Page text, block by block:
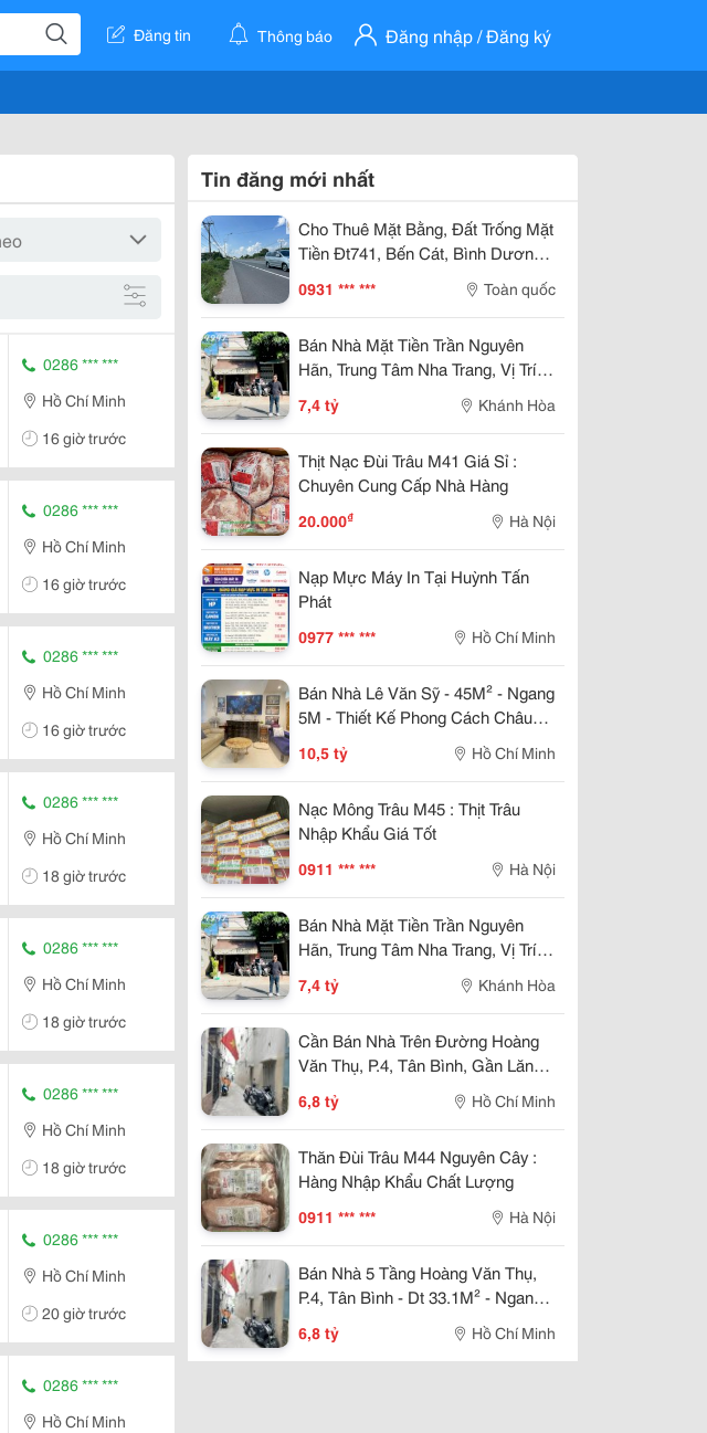
Đăng tin Thông báo Đăng nhập / Đăng ký
0286 *** ***
Hồ Chí Minh
16 giờ trước
0286 *** ***
Hồ Chí Minh
16 giờ trước
0286 *** ***
Hồ Chí Minh
16 giờ trước
0286 *** ***
Hồ Chí Minh
18 giờ trước
0286 *** ***
Hồ Chí Minh
18 giờ trước
0286 *** ***
Hồ Chí Minh
18 giờ trước
0286 *** ***
Hồ Chí Minh
20 giờ trước
0286 *** ***
Hồ Chí Minh
Tin đăng mới nhất
Cho Thuê Mặt Bằng, Đất Trống Mặt
Tiền Đt741, Bến Cát, Bình Dương,
0931 *** *** Toàn quốc
Bán Nhà Mặt Tiền Trần Nguyên
Hãn, Trung Tâm Nha Trang, Vị Trí
Kinh Doanh Đẹp, Giá 7,4 Tỷ
7,4 tỷ Khánh Hòa
Thịt Nạc Đùi Trâu M41 Giá Sỉ :
Chuyên Cung Cấp Nhà Hàng
20.000₫ Hà Nội
Nạp Mực Máy In Tại Huỳnh Tấn
Phát
0977 *** *** Hồ Chí Minh
Bán Nhà Lê Văn Sỹ - 45M² - Ngang
5M - Thiết Kế Phong Cách Châu
Âu - 3 Pn Khép Kín - Giá 10.5 Tỷ
10,5 tỷ Hồ Chí Minh
Nạc Mông Trâu M45 : Thịt Trâu
Nhập Khẩu Giá Tốt
0911 *** *** Hà Nội
Bán Nhà Mặt Tiền Trần Nguyên
Hãn, Trung Tâm Nha Trang, Vị Trí
Kinh Doanh Đẹp, Giá 7,4 Tỷ
7,4 tỷ Khánh Hòa
Cần Bán Nhà Trên Đường Hoàng
Văn Thụ, P.4, Tân Bình, Gần Lăng
Cha Cả - 5 Tầng Btct - Đang Cho
Thuê 15 Triệu/Tháng - Giá Mới 6.8
Tỷ
6,8 tỷ Hồ Chí Minh
Thăn Đùi Trâu M44 Nguyên Cây :
Hàng Nhập Khẩu Chất Lượng
0911 *** *** Hà Nội
Bán Nhà 5 Tầng Hoàng Văn Thụ,
P.4, Tân Bình - Dt 33.1M² - Ngang
6,8 tỷ Hồ Chí Minh